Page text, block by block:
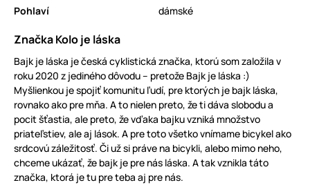
Pohlaví
dámské
Značka Kolo je láska
Bajk je láska je česká cyklistická značka, ktorú som založila v
roku 2020 z jediného dôvodu – pretože Bajk je láska :)
Myšlienkou je spojiť komunitu ľudí, pre ktorých je bajk láska,
rovnako ako pre mňa. A to nielen preto, že ti dáva slobodu a
pocit šťastia, ale preto, že vďaka bajku vzniká množstvo
priateľstiev, ale aj lások. A pre toto všetko vnímame bicykel ako
srdcovú záležitosť. Či už si práve na bicykli, alebo mimo neho,
chceme ukázať, že bajk je pre nás láska. A tak vznikla táto
značka, ktorá je tu pre teba aj pre nás.